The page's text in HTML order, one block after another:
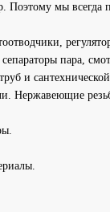
мы всегда
пара,
и
Нержавеющие